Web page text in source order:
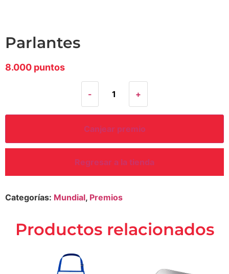
parlantes
8.000 puntos
- +
Canjear premio
Regresar a la tienda
Categorías: Mundial, Premios
productos relacionados